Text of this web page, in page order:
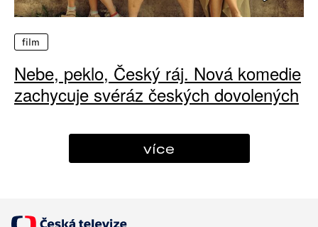
film
Nebe, peklo, Český ráj. Nová komedie
zachycuje svéráz českých dovolených
více